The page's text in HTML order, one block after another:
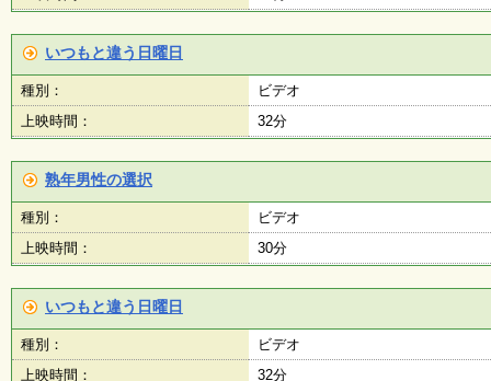
いつもと違う日曜日
種別：
ビデオ
上映時間：
32分
熟年男性の選択
種別：
ビデオ
上映時間：
30分
いつもと違う日曜日
種別：
ビデオ
上映時間：
32分